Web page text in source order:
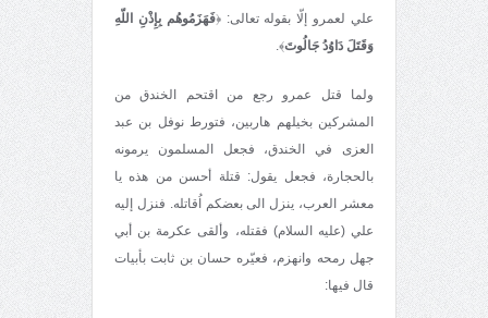
علي لعمرو إلّا بقوله تعالى: ﴿فَهَزَمُوهُم بِإِذْنِ اللّهِ
وَقَتَلَ دَاوُدُ جَالُوتَ﴾.
ولما قتل عمرو رجع من اقتحم الخندق من
المشركين بخيلهم هاربين، فتورط نوفل بن عبد
العزى في الخندق، فجعل المسلمون يرمونه
بالحجارة، فجعل يقول: قتلة أحسن من هذه يا
معشر العرب، ينزل الى بعضكم اُقاتله. فنزل إليه
علي (عليه السلام) فقتله، وألقى عكرمة بن أبي
جهل رمحه وانهزم، فعيّره حسان بن ثابت بأبيات
قال فيها: